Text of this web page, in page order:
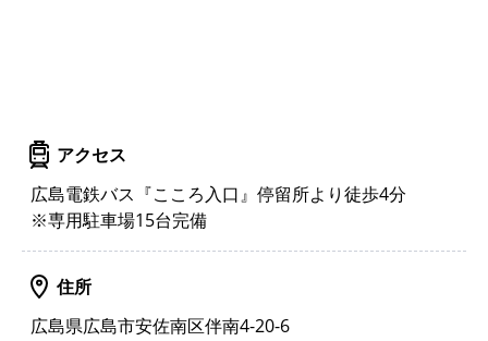
アクセス
広島電鉄バス『こころ入口』停留所より徒歩4分
※専用駐車場15台完備
住所
広島県広島市安佐南区伴南4-20-6